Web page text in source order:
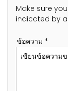
Make sure
indicated by
ข้อความ *